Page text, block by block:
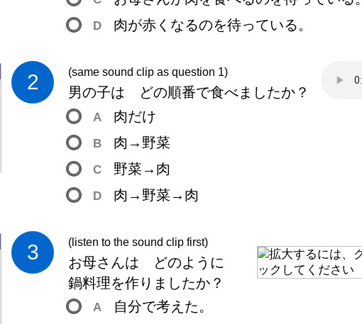
D 肉が赤 くなるのを待っている。
2 (same sound clip as question 1)
男の子は どの順番で食べましたか ？
A 肉だけ
B 肉 → 野菜
C 野菜 → 肉
D 肉 → 野菜 → 肉
3 (listen to the sound clip first)
お母さんは どのように
鍋料理を作りましたか ？
A 自分で考えた。